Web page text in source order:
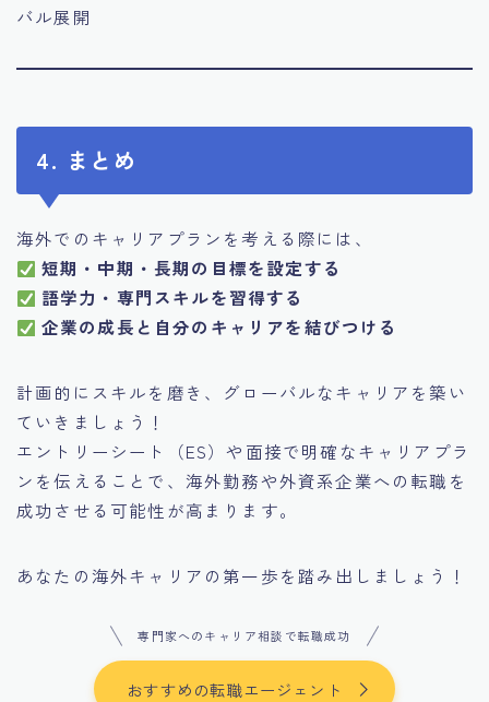
バル展開
4. まとめ
海外でのキャリアプランを考える際には、
短期・中期・長期の目標を設定する
語学力・専門スキルを習得する
企業の成長と自分のキャリアを結びつける
計画的にスキルを磨き、グローバルなキャリアを築い
ていきましょう！
エントリーシート（ES）や面接で明確なキャリアプラ
ンを伝えることで、海外勤務や外資系企業への転職を
成功させる可能性が高まります。
あなたの海外キャリアの第一歩を踏み出しましょう！
専門家へのキャリア相談で転職成功
おすすめの転職エージェント